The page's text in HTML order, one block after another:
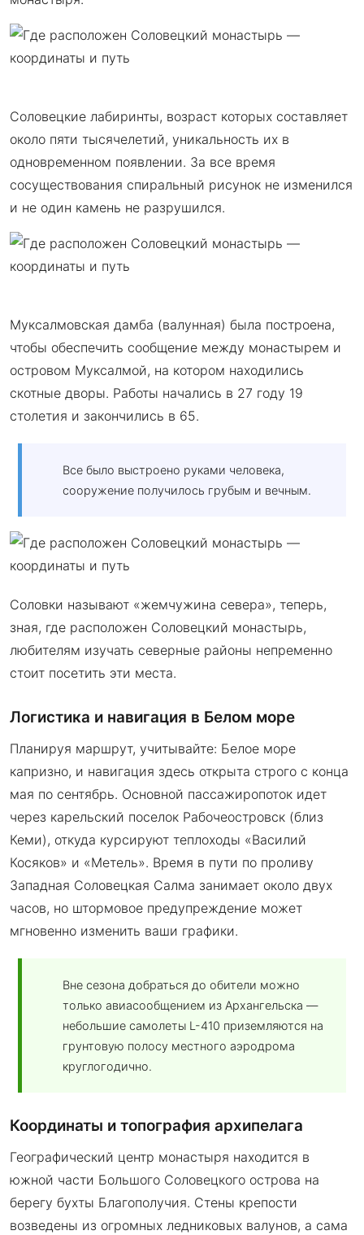
Соловецкие лабиринты, возраст которых составляет
около пяти тысячелетий, уникальность их в
одновременном появлении. За все время
сосуществования спиральный рисунок не изменился
и не один камень не разрушился.
Муксалмовская дамба (валунная) была построена,
чтобы обеспечить сообщение между монастырем и
островом Муксалмой, на котором находились
скотные дворы. Работы начались в 27 году 19
столетия и закончились в 65.
Все было выстроено руками человека,
сооружение получилось грубым и вечным.
Соловки называют «жемчужина севера», теперь,
зная, где расположен Соловецкий монастырь,
любителям изучать северные районы непременно
стоит посетить эти места.
Логистика и навигация в Белом море
Планируя маршрут, учитывайте: Белое море
капризно, и навигация здесь открыта строго с конца
мая по сентябрь. Основной пассажиропоток идет
через карельский поселок Рабочеостровск (близ
Кеми), откуда курсируют теплоходы «Василий
Косяков» и «Метель». Время в пути по проливу
Западная Соловецкая Салма занимает около двух
часов, но штормовое предупреждение может
мгновенно изменить ваши графики.
Вне сезона добраться до обители можно
только авиасообщением из Архангельска —
небольшие самолеты L-410 приземляются на
грунтовую полосу местного аэродрома
круглогодично.
Координаты и топография архипелага
Географический центр монастыря находится в
южной части Большого Соловецкого острова на
берегу бухты Благополучия. Стены крепости
возведены из огромных ледниковых валунов, а сама